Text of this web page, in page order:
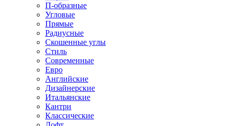
П-образные
Угловые
Прямые
Радиусные
Скошенные углы
Стиль
Современные
Евро
Английские
Дизайнерские
Итальянские
Кантри
Классические